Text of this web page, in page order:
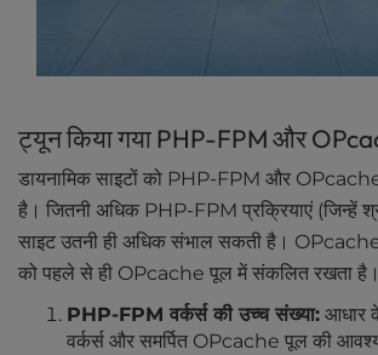
ट्यून किया गया PHP-FPM और
डायनामिक साइटों को PHP-FPM और
है। जितनी अधिक PHP-FPM प्रक्रियाएं (जिन्हें
साइट उतनी ही अधिक संभाल सकती है।
को पहले से ही OPcache पूल में संकलित रखता है।
PHP-FPM वर्कर्स की उच्च संख्या: आधार
वर्कर्स और समर्पित OPcache पूल की